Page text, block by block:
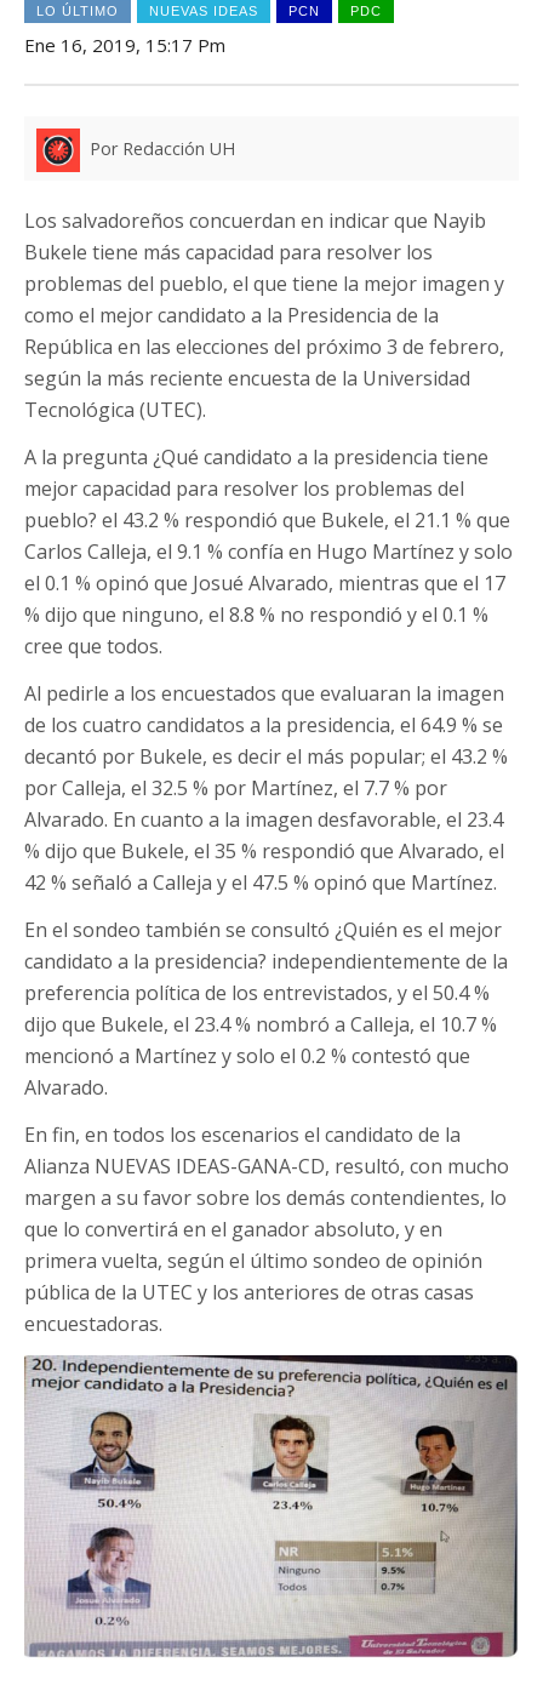
LO ÚLTIMO
NUEVAS IDEAS PCN PDC
Ene 16, 2019, 15:17 Pm
Por Redacción UH
Los salvadoreños concuerdan en indicar que Nayib
Bukele tiene más capacidad para resolver los
problemas del pueblo, el que tiene la mejor imagen y
como el mejor candidato a la Presidencia de la
República en las elecciones del próximo 3 de febrero,
según la más reciente encuesta de la Universidad
Tecnológica (UTEC).
A la pregunta ¿Qué candidato a la presidencia tiene
mejor capacidad para resolver los problemas del
pueblo? el 43.2 % respondió que Bukele, el 21.1 % que
Carlos Calleja, el 9.1 % confía en Hugo Martínez y solo
el 0.1 % opinó que Josué Alvarado, mientras que el 17
% dijo que ninguno, el 8.8 % no respondió y el 0.1 %
cree que todos.
Al pedirle a los encuestados que evaluaran la imagen
de los cuatro candidatos a la presidencia, el 64.9 % se
decantó por Bukele, es decir el más popular; el 43.2 %
por Calleja, el 32.5 % por Martínez, el 7.7 % por
Alvarado. En cuanto a la imagen desfavorable, el 23.4
% dijo que Bukele, el 35 % respondió que Alvarado, el
42 % señaló a Calleja y el 47.5 % opinó que Martínez.
En el sondeo también se consultó ¿Quién es el mejor
candidato a la presidencia? independientemente de la
preferencia política de los entrevistados, y el 50.4 %
dijo que Bukele, el 23.4 % nombró a Calleja, el 10.7 %
mencionó a Martínez y solo el 0.2 % contestó que
Alvarado.
En fin, en todos los escenarios el candidato de la
Alianza NUEVAS IDEAS-GANA-CD, resultó, con mucho
margen a su favor sobre los demás contendientes, lo
que lo convertirá en el ganador absoluto, y en
primera vuelta, según el último sondeo de opinión
pública de la UTEC y los anteriores de otras casas
encuestadoras.